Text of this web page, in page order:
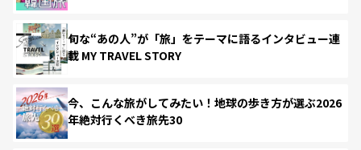
旬な“あの人”が「旅」をテーマに語るインタビュー連
載 MY TRAVEL STORY
今、こんな旅がしてみたい！地球の歩き方が選ぶ2026
年絶対行くべき旅先30